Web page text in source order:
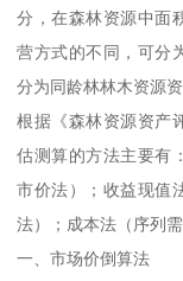
分，在森林资源中面
营方式的不同，可分
分为同龄林林木资源
根据《森林资源资产
估测算的方法主要有
市价法）；收益现值
法）；成本法（序列
一、市场价倒算法